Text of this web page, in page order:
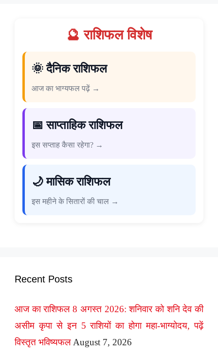
🔮 राशिफल विशेष
🌞 दैनिक राशिफल
आज का भाग्यफल पढ़ें →
📅 साप्ताहिक राशिफल
इस सप्ताह कैसा रहेगा? →
🌙 मासिक राशिफल
इस महीने के सितारों की चाल →
Recent Posts
आज का राशिफल 8 अगस्त 2026: शनिवार को शनि देव की
असीम कृपा से इन 5 राशियों का होगा महा-भाग्योदय, पढ़ें
विस्तृत भविष्यफल August 7, 2026